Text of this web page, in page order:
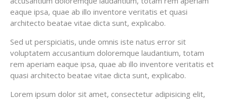
eaque ipsa, quae ab illo inventore veritatis et quasi
architecto beatae vitae dicta sunt, explicabo.
Sed ut perspiciatis, unde omnis iste natus error sit
voluptatem accusantium doloremque laudantium, totam
rem aperiam eaque ipsa, quae ab illo inventore veritatis et
quasi architecto beatae vitae dicta sunt, explicabo.
Lorem ipsum dolor sit amet, consectetur adipisicing elit,